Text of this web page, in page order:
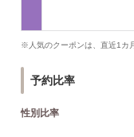
※人気のクーポンは、直近1カ
予約比率
性別比率